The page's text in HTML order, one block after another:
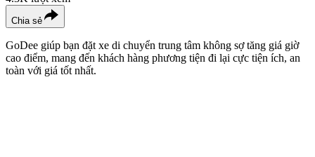
Chia sẻ
GoDee giúp bạn đặt xe di chuyển trung tâm không sợ tăng giá giờ
cao điểm, mang đến khách hàng phương tiện đi lại cực tiện ích, an
toàn với giá tốt nhất.